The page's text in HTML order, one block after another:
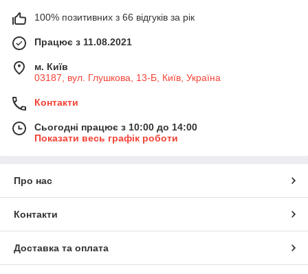
100% позитивних з 66 відгуків за рік
Працює з 11.08.2021
м. Київ
03187, вул. Глушкова, 13-Б, Київ, Україна
Контакти
Сьогодні працює з 10:00 до 14:00
Показати весь графік роботи
Про нас
Контакти
Доставка та оплата